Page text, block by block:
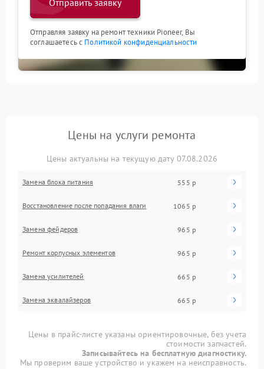
Отправить заявку
Отправляя заявку на ремонт техники Pioneer, Вы
соглашаетесь с Политикой конфиденциальности
Цены на услуги ремонта
Цены актуальны на текущую дату 07.08.2026
Замена блока питания 555 р
Восстановление после попадания влаги 1065 р
Замена фейдеров 965 р
Ремонт корпусных элементов 965 р
Замена усилителей 665 р
Замена эквалайзеров 665 р
Цены в прайс-листе указаны ориентировочные, без учета
стоимости запчастей.
Записывайтесь на бесплатную диагностику.
Мы проверим ваше устройство и укажем на неисправность.